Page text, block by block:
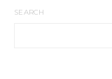
SEARCH